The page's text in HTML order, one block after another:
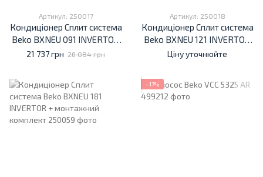
Артикул: 250017
Кондиціонер Cплит система
Beko BXNEU 091 INVERTOR
+ монтажний комплект
21 737 грн 26 084 грн
Артикул: 250018
Кондиціонер Cплит система
Beko BXNEU 121 INVERTOR
+ монтажний комплект
Ціну уточнюйте
−17%